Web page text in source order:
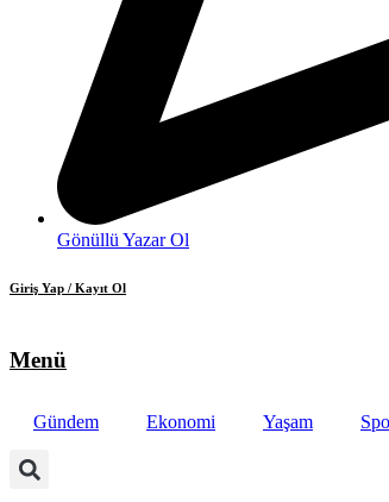
Gönüllü Yazar Ol
Giriş Yap / Kayıt Ol
Menü
Gündem Ekonomi Yaşam